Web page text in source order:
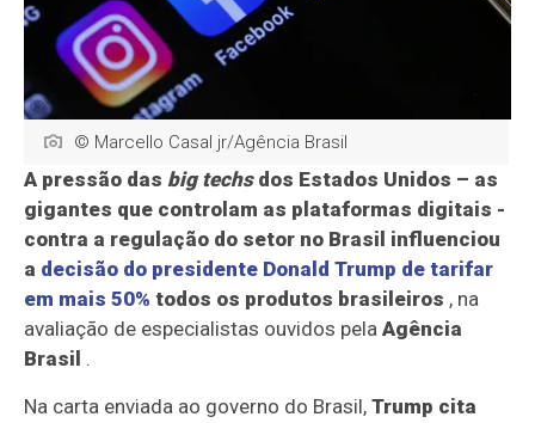
© Marcello Casal jr/Agência Brasil
A pressão das big techsdos Estados Unidos – as
gigantes que controlam as plataformas digitais -
contra a regulação do setor no Brasil influenciou
a decisão do presidente Donald Trump de tarifar
em mais 50% todos os produtos brasileiros , na
avaliação de especialistas ouvidos pelaAgência
Brasil .
Na carta enviada ao governo do Brasil,Trump cita